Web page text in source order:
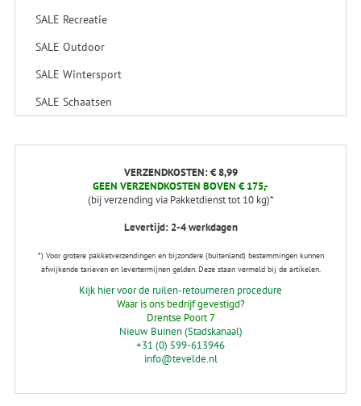
SALE Recreatie
SALE Outdoor
SALE Wintersport
SALE Schaatsen
VERZENDKOSTEN: € 8,99
GEEN VERZENDKOSTEN BOVEN € 175,-
(bij verzending via Pakketdienst tot 10 kg)*
Levertijd: 2-4 werkdagen
*) Voor grotere pakketverzendingen en bijzondere (buitenland) bestemmingen kunnen
afwijkende tarieven en levertermijnen gelden. Deze staan vermeld bij de artikelen.
Kijk hier voor de ruilen-retourneren procedure
Waar is ons bedrijf gevestigd?
Drentse Poort 7
Nieuw Buinen (Stadskanaal)
+31 (0) 599-613946
info@tevelde.nl